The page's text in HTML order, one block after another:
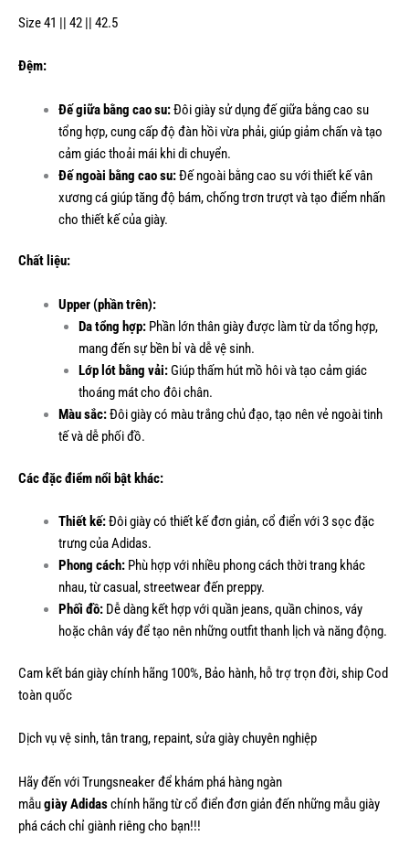
Size 41 || 42 || 42.5
Đệm:
Đế giữa bằng cao su:Đôi giày sử dụng đế giữa bằng cao su
tổng hợp, cung cấp độ đàn hồi vừa phải, giúp giảm chấn và tạo
cảm giác thoải mái khi di chuyển.
Đế ngoài bằng cao su:Đế ngoài bằng cao su với thiết kế vân
xương cá giúp tăng độ bám, chống trơn trượt và tạo điểm nhấn
cho thiết kế của giày.
Chất liệu:
Upper (phần trên):
Da tổng hợp:Phần lớn thân giày được làm từ da tổng hợp,
mang đến sự bền bỉ và dễ vệ sinh.
Lớp lót bằng vải:Giúp thấm hút mồ hôi và tạo cảm giác
thoáng mát cho đôi chân.
Màu sắc:Đôi giày có màu trắng chủ đạo, tạo nên vẻ ngoài tinh
tế và dễ phối đồ.
Các đặc điểm nổi bật khác:
Thiết kế:Đôi giày có thiết kế đơn giản, cổ điển với 3 sọc đặc
trưng của Adidas.
Phong cách:Phù hợp với nhiều phong cách thời trang khác
nhau, từ casual, streetwear đến preppy.
Phối đồ:Dễ dàng kết hợp với quần jeans, quần chinos, váy
hoặc chân váy để tạo nên những outfit thanh lịch và năng động.
Cam kết bán giày chính hãng 100%, Bảo hành, hỗ trợ trọn đời, ship Cod
toàn quốc
Dịch vụ vệ sinh, tân trang, repaint, sửa giày chuyên nghiệp
Hãy đến với Trungsneaker để khám phá hàng ngàn
mẫugiày Adidaschính hãng từ cổ điển đơn giản đến những mẫu giày
phá cách chỉ giành riêng cho bạn!!!